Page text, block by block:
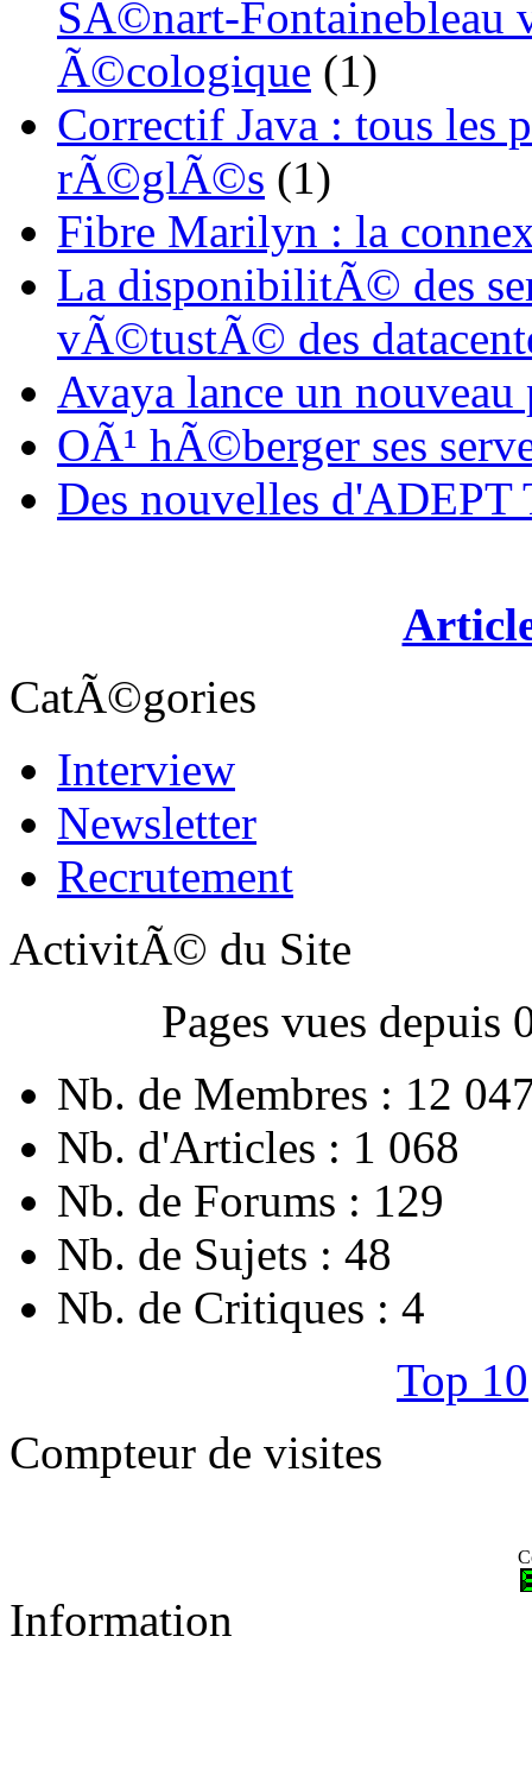
SÃ©nart-Fontainebleau
Ã©cologique (1)
Correctif Java : tous les
rÃ©glÃ©s (1)
Fibre Marilyn : la
La disponibilitÃ© des
vÃ©tustÃ© des
Avaya lance un nouveau
OÃ¹ hÃ©berger ses
Des nouvelles
CatÃ©gories
Interview
Newsletter
Recrutement
ActivitÃ© du Site
Pages vues
Nb. de Membres : 12
Nb. d'Articles : 1 068
Nb. de Forums : 129
Nb. de Sujets : 48
Nb. de Critiques : 4
Top 10
Compteur de visites
Information